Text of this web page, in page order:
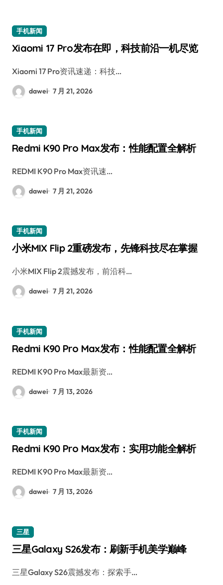
手机新闻
Xiaomi 17 Pro发布在即，科技前沿一机尽览
Xiaomi 17 Pro资讯速递：科技…
dawei 7 月 21, 2026
手机新闻
Redmi K90 Pro Max发布：性能配置全解析
REDMI K90 Pro Max资讯速…
dawei 7 月 21, 2026
手机新闻
小米MIX Flip 2重磅发布，先锋科技尽在掌握
小米MIX Flip 2震撼发布，前沿科…
dawei 7 月 21, 2026
手机新闻
Redmi K90 Pro Max发布：性能配置全解析
REDMI K90 Pro Max最新资…
dawei 7 月 13, 2026
手机新闻
Redmi K90 Pro Max发布：实用功能全解析
REDMI K90 Pro Max最新资…
dawei 7 月 13, 2026
三星
三星Galaxy S26发布：刷新手机美学巅峰
三星Galaxy S26震撼发布：探索手…